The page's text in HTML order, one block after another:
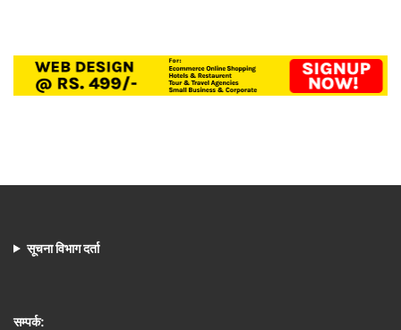
सूचना विभाग दर्ता
सम्पर्क: